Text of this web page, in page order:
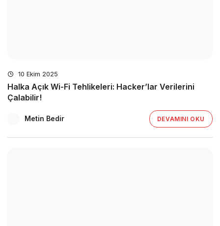
10 Ekim 2025
Halka Açık Wi-Fi Tehlikeleri: Hacker’lar Verilerini
Çalabilir!
Metin Bedir DEVAMINI OKU